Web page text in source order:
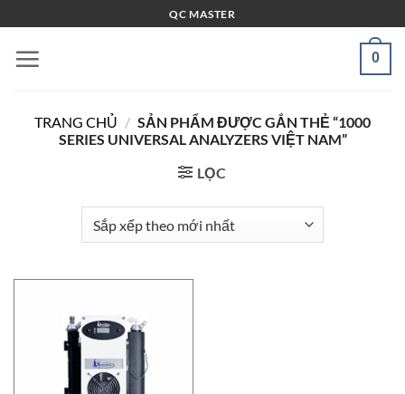
qua
nội
QC MASTER
0
TRANG CHỦ / SẢN PHẨM ĐƯỢC GẮN THẺ “1000
SERIES UNIVERSAL ANALYZERS VIỆT NAM”
LỌC